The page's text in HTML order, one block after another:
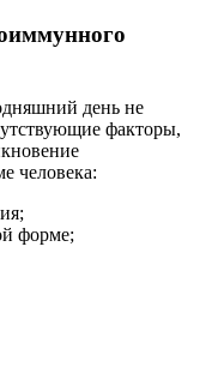
день не
факторы,
человека:
форме;